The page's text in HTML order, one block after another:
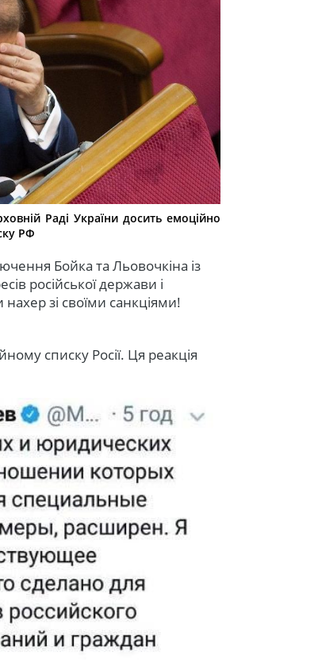
Раді України досить емоційно
РФ
Бойка та Льовочкіна із
російської держави і
зі своїми санкціями!
списку Росії. Ця реакція